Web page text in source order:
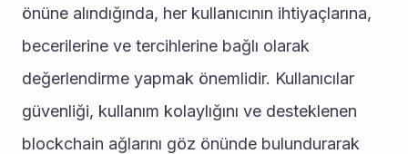
önüne alındığında, her kullanıcının ihtiyaçlarına,
becerilerine ve tercihlerine bağlı olarak
değerlendirme yapmak önemlidir. Kullanıcılar
güvenliği, kullanım kolaylığını ve desteklenen
blockchain ağlarını göz önünde bulundurarak